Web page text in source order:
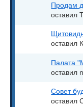
Продам
оставил
оставил
Палата
оставил
Совет
оставил